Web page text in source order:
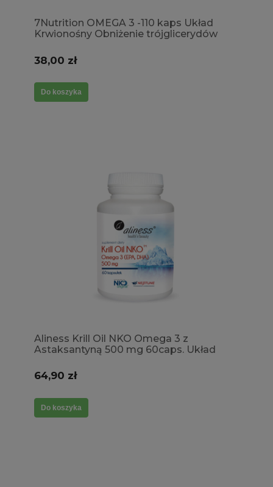
7Nutrition OMEGA 3 -110 kaps Układ
Krwionośny Obniżenie trójglicerydów
38,00 zł
Do koszyka
Aliness Krill Oil NKO Omega 3 z
Astaksantyną 500 mg 60caps. Układ
Poziom wapnia Odporność Widzenie
Funkcje poznawcze Mózgu
64,90 zł
Do koszyka